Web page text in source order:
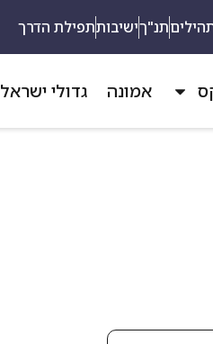
תנ"ךישיבותתפילת הדרך
אמונה גדולי ישראל